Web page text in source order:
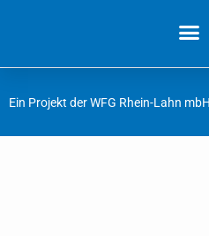
Ein Projekt der WFG Rhein-Lahn